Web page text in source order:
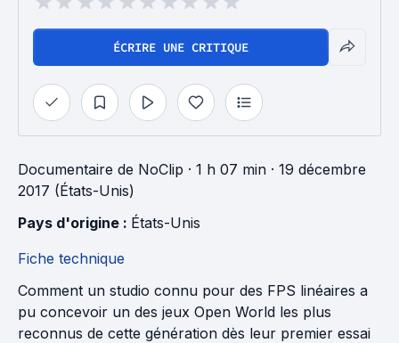
ÉCRIRE UNE CRITIQUE
Documentaire de NoClip · 1 h 07 min · 19 décembre
2017 (États-Unis)
Pays d'origine : États-Unis
Fiche technique
Comment un studio connu pour des FPS linéaires a
pu concevoir un des jeux Open World les plus
reconnus de cette génération dès leur premier essai